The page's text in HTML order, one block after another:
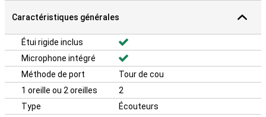
environnements bruyants. Ces écouteurs conviennent donc non
seulement pour la musique, mais aussi pour les appels mains libres
lorsque vous faites de l'exercice ou que vous êtes en déplacement.
Caractéristiques générales
Étui rigide inclus
Microphone intégré
Méthode de port
Tour de cou
1 oreille ou 2 oreilles
2
Type
Écouteurs